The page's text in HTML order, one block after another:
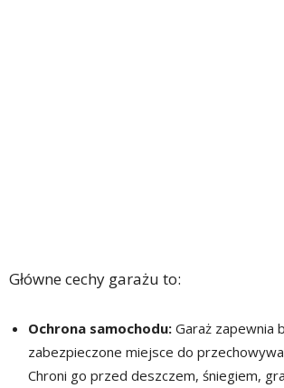
Główne cechy garażu to:
Ochrona samochodu: Garaż zapewnia
zabezpieczone miejsce do
Chroni go przed deszczem, śniegiem,